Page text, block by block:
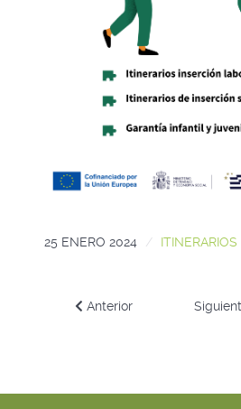
25 ENERO 2024 ITINERARIOS
Artículo anterior:
Anterior